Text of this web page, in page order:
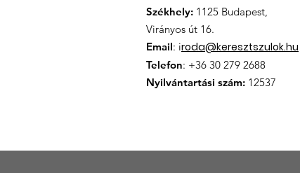
Székhely: 1125 Budapest,
Virányos út 16.
Email: iroda@keresztszulok.hu
Telefon: +36 30 279 2688
Nyilvántartási szám: 12537